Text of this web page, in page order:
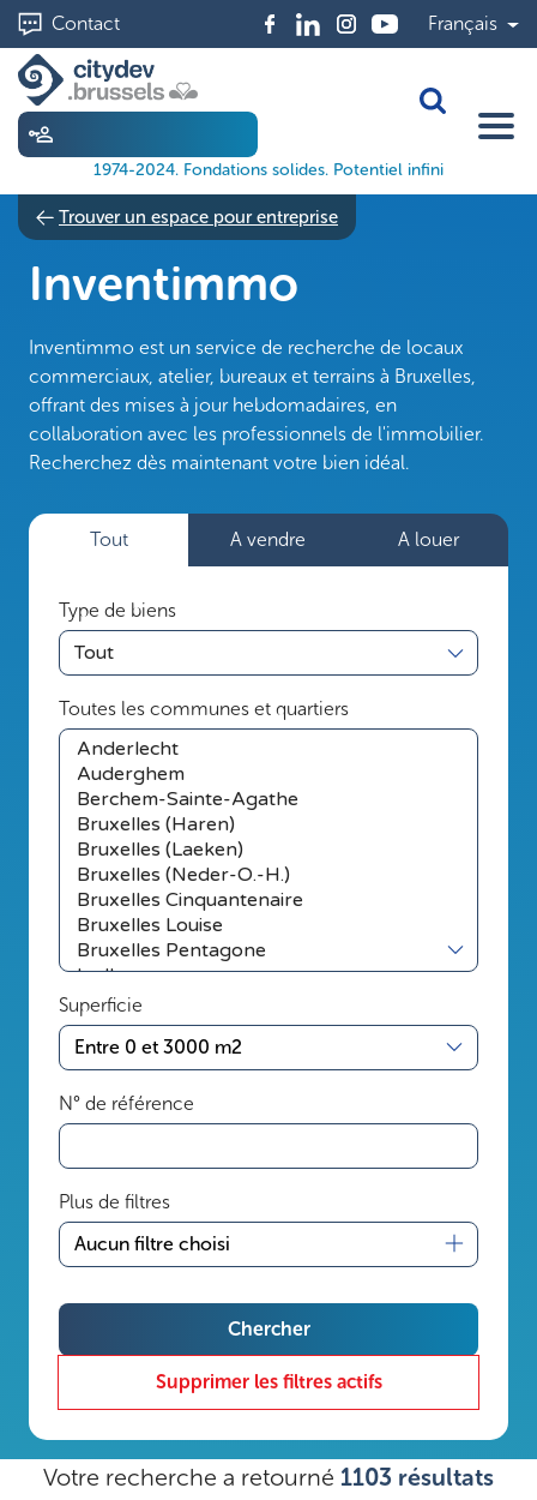
Aller
au
contenu
principal
Contact Français
1974-2024. Fondations solides. Potentiel infini
Toggle
Trouver un espace pour entreprise
Inventimmo
Inventimmo est un service de recherche de locaux
commerciaux, atelier, bureaux et terrains à Bruxelles,
offrant des mises à jour hebdomadaires, en
collaboration avec les professionnels de l'immobilier.
Recherchez dès maintenant votre bien idéal.
transaction
Tout A vendre A louer
Type de biens
Toutes les communes et quartiers
Superficie
Entre 0 et 3000 m2
N° de référence
Plus de filtres
Aucun filtre choisi
Chercher
Résultats de la recherche
Votre recherche a retourné 1103 résultats